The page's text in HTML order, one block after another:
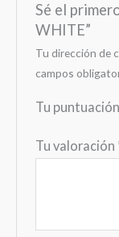
Sé el
WHITE”
Tu dirección de
campos
Tu puntuación
Tu valoración